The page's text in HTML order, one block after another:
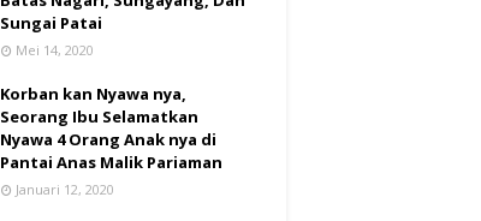
Sungai Patai
Mei 14, 2020
Korban kan Nyawa nya,
Seorang Ibu Selamatkan
Nyawa 4 Orang Anak nya di
Pantai Anas Malik Pariaman
Januari 12, 2020